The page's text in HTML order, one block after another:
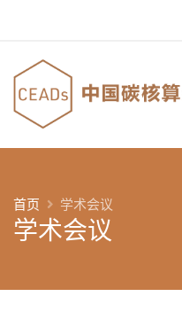
学术会议
首页 学术会议